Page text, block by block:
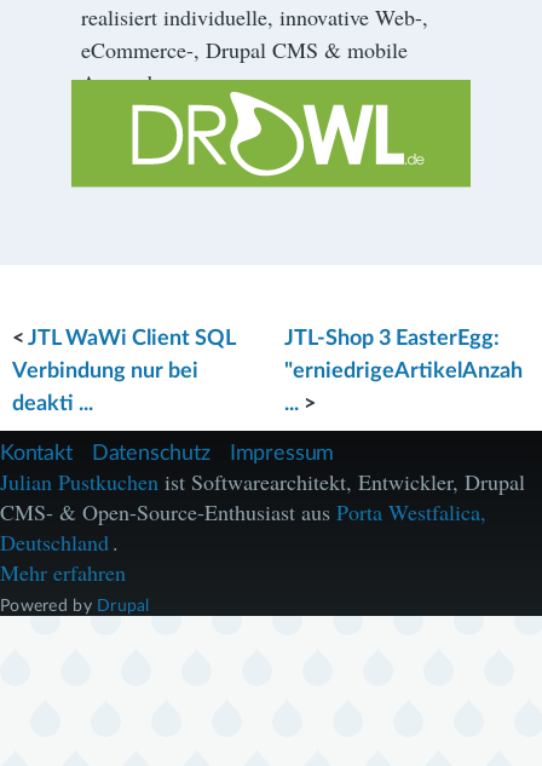
realisiert individuelle, innovative Web-,
eCommerce-, Drupal CMS & mobile
Anwendungen.
<JTL WaWi Client SQL
Verbindung nur bei
deakti ...
JTL-Shop 3 EasterEgg:
"erniedrigeArtikelAnzah
...>
F
u
ß
z
e
i
l
e
Kontakt Datenschutz Impressum
Julian Pustkuchen ist Softwarearchitekt, Entwickler, Drupal
CMS- & Open-Source-Enthusiast aus Porta Westfalica,
Deutschland.
Mehr erfahren
Powered by Drupal